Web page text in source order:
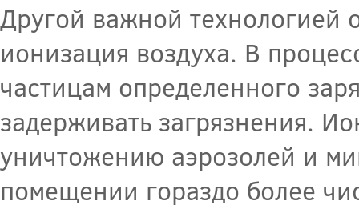
Другой важной технологией
ионизация воздуха. В
частицам определенного
задерживать загрязнения.
уничтожению аэрозолей и
помещении гораздо более